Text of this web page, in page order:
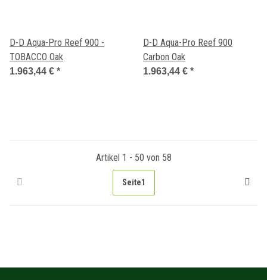
D-D Aqua-Pro Reef 900 -
TOBACCO Oak
1.963,44 € *
D-D Aqua-Pro Reef 900
Carbon Oak
1.963,44 € *
Artikel 1 - 50 von 58
Seite1